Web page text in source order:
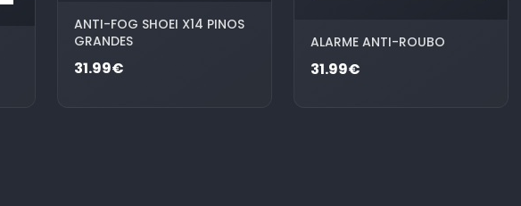
ANTI-FOG SHOEI X14 PINOS
GRANDES
31.99€
ALARME ANTI-ROUBO
31.99€